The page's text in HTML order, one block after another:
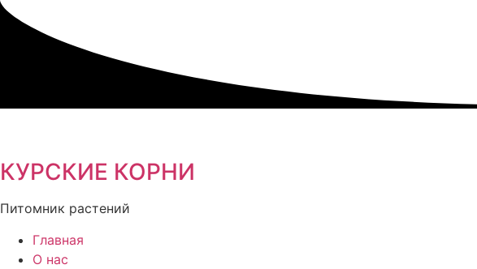
Перейти
содержимому
КУРСКИЕ КОРНИ
Питомник растений
Главная
О нас